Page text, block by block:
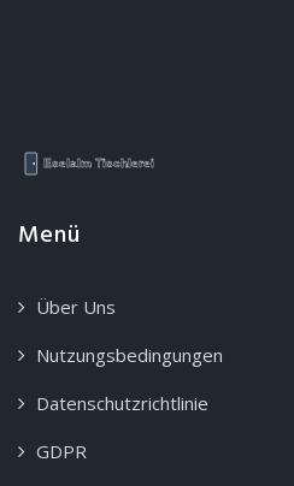
Menü
Über Uns
Nutzungsbedingungen
Datenschutzrichtlinie
GDPR